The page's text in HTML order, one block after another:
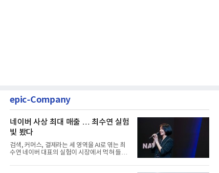
epic-Company
네이버 사상 최대 매출 … 최수연 실험
빛 봤다
검색, 커머스, 결제라는 세 영역을 AI로 엮는 최
수연 네이버 대표의 실험이 시장에서 먹혀 들어